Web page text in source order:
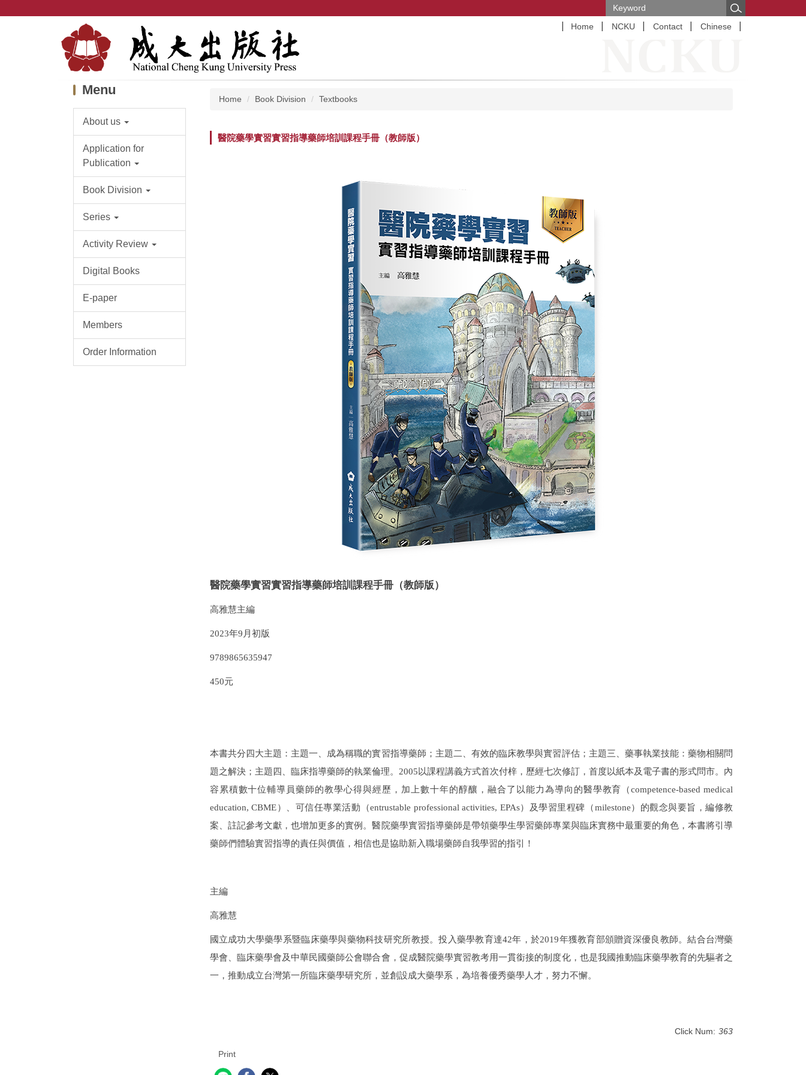
Home NCKU Contact Chinese
Menu
About us
Application for
Publication
Book Division
Series
Activity Review
Digital Books
E-paper
Members
Order Information
Home Book Division Textbooks
醫院藥學實習實習指導藥師培訓課程手冊（教師版）
醫院藥學實習實習指導藥師培訓課程手冊（教師版）
高雅慧主編
2023年9 月初版
9789865635947
450元
本書共分四大主題：主題一、成為稱職的實習指導藥師；主題二、有效的臨床教學與實習評估；主題三、藥事執業技能：藥物相關問
題之解決；主題四、臨床指導藥師的執業倫理。 2005以課程講義方式首次付梓，歷經七次修訂，首度以紙本及電子書的形式問市。內
容累積數十位輔導員藥師的教學心得與經歷，加上數十年的醇釀，融合了以能力為導向的醫學教育（competence-based medical
education, CBME）、可信任專業活動（entrustable professional activities, EPAs）及學習里程碑（milestone）的觀念與要旨，編修教
案、註記參考文獻，也增加更多的實例。醫院藥學實習指導藥師是帶領藥學生學習藥師專業與臨床實務中最重要的角色，本書將引導
藥師們體驗實習指導的責任與價值，相信也是協助新入職場藥師自我學習的指引！
主編
高雅慧
國立成功大學藥學系暨臨床藥學與藥物科技研究所教授。投入藥學教育達42年，於2019年獲教育部頒贈資深優良教師。結合台灣藥
學會、臨床藥學會及中華民國藥師公會聯合會，促成醫院藥學實習教考用一貫銜接的制度化，也是我國推動臨床藥學教育的先驅者之
一，推動成立台灣第一所臨床藥學研究所，並創設成大藥學系，為培養優秀藥學人才，努力不懈。
Click Num: 363
Print